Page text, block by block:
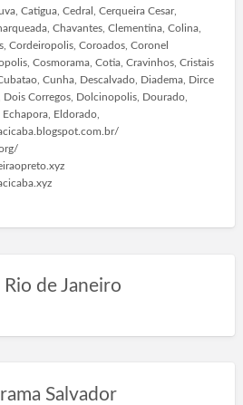
Catigua, Cedral, Cerqueira Cesar,
Chavantes, Clementina, Colina,
Cordeiropolis, Coroados, Coronel
Cosmorama, Cotia, Cravinhos, Cristais
Cunha, Descalvado, Diadema, Dirce
Corregos, Dolcinopolis, Dourado,
Eldorado,
de Janeiro
Salvador